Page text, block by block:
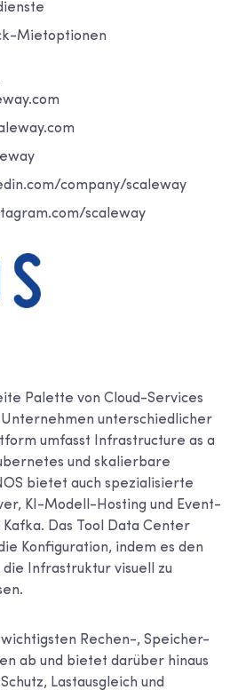
Mietoptionen
company/scaleway
scaleway
Palette von Cloud-Services
unterschiedlicher
umfasst Infrastructure as a
und skalierbare
bietet auch spezialisierte
KI-Modell-Hosting und Event-
Das Tool Data Center
Konfiguration, indem es den
Infrastruktur visuell zu
Rechen-, Speicher-
ab und bietet darüber hinaus
Lastausgleich und